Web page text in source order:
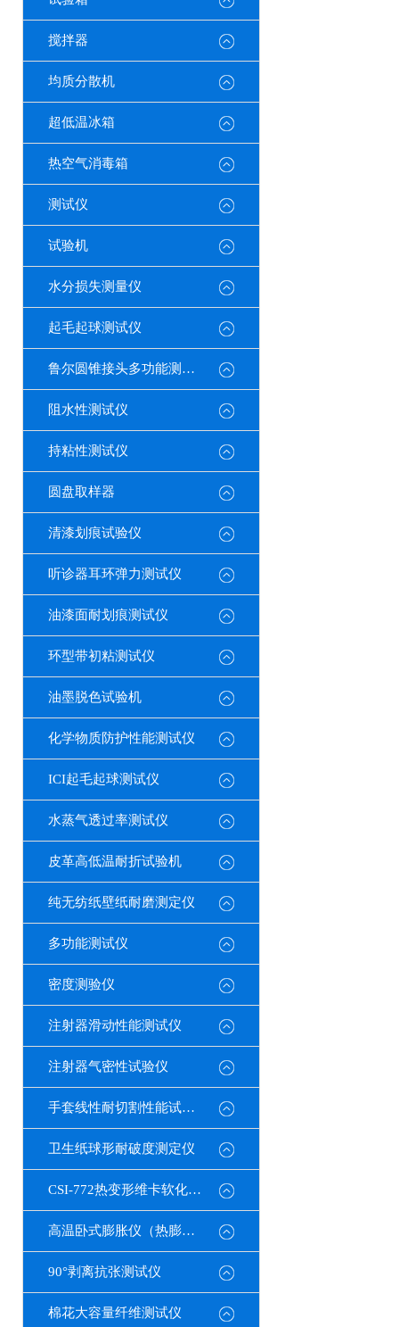
搅拌器
均质分散机
超低温冰箱
热空气消毒箱
测试仪
试验机
水分损失测量仪
起毛起球测试仪
鲁尔圆锥接头多功能测试仪
阻水性测试仪
持粘性测试仪
圆盘取样器
清漆划痕试验仪
听诊器耳环弹力测试仪
油漆面耐划痕测试仪
环型带初粘测试仪
油墨脱色试验机
化学物质防护性能测试仪
ICI起毛起球测试仪
水蒸气透过率测试仪
皮革高低温耐折试验机
纯无纺纸壁纸耐磨测定仪
多功能测试仪
密度测验仪
注射器滑动性能测试仪
注射器气密性试验仪
手套线性耐切割性能试验仪
卫生纸球形耐破度测定仪
CSI-772热变形维卡软化点温度测定仪
高温卧式膨胀仪（热膨胀系数测定仪）
90°剥离抗张测试仪
棉花大容量纤维测试仪